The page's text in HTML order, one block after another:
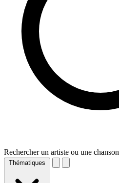
Rechercher un artiste ou une chanson
Thématiques